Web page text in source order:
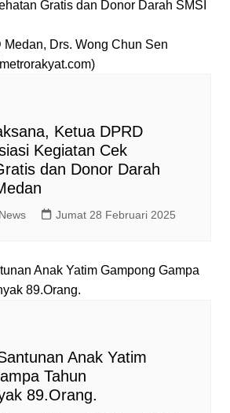
Medan, Drs. Wong Chun Sen
Ketua DPRD
Kegiatan Cek
dan Donor Darah
Jumat 28 Februari 2025
Anak Yatim
Tahun
89.Orang.